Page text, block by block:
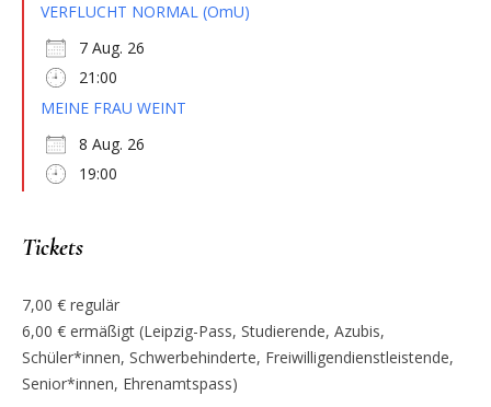
VERFLUCHT NORMAL (OmU)
7 Aug. 26
21:00
MEINE FRAU WEINT
8 Aug. 26
19:00
Tickets
7,00 € regulär
6,00 € ermäßigt (Leipzig-Pass, Studierende, Azubis,
Schüler*innen, Schwerbehinderte, Freiwilligendienstleistende,
Senior*innen, Ehrenamtspass)